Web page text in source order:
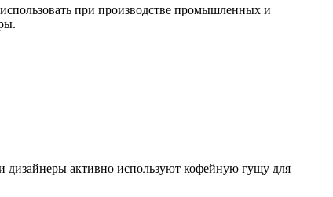
при производстве промышленных и
дизайнеры активно используют кофейную гущу для